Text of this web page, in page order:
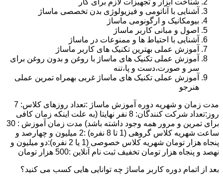
شناخت ابزار و تجهیزات لازم برای کار
آشنایی با آناتومی و فیزیولوژی بدن تخصصی ماساژ
بیومکانیک و ارگونومی ماساژ
اصول و مبانی کاربر ماساژ
آشنایی با احتیاط ها و ممنوعات در ماساژ
آموزش عملی بهترین تکنیک های کاربر ماساژ
آموزش عملی تکنیک های ماساژ با روغن و بدون روغن برای
سر و صورت،دست و پا،تنه
آموزش عملی تکنیک های ماساژ غربی بهمراه تمرین عملی
هنرجو
مدت زمان و شهریه دوره آموزش ماساژ :تعداد روزهای کلاس: 7
روز:تعداد شرکت کنندگان: 8 نفر نهایتا (به علت اینکه زمان کافی
برای تمرین و مرور همه وجود داشته باشد) مدت زمان آموزش : 30
ساعت شهریه کلاس گروهی (1 تا 8 نفره) :2 میلیون و چهارصد و
پنجاه هزار تومان شهریه کلاس خصوصی (1 یا 2 نفره):دو میلیون و
نهصد و پنجاه هزار تومان تخفیف ثبت نام آنلاین :500 هزار تومان
بعد از اتمام دوره کاربر ماساژ چه توانایی هایی کسب می کنید؟